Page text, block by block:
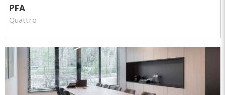
PFA
Quattro